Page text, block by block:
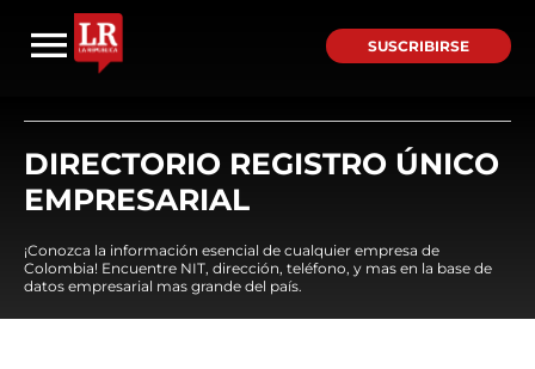
SUSCRIBIRSE
DIRECTORIO REGISTRO ÚNICO
EMPRESARIAL
¡Conozca la información esencial de cualquier empresa de
Colombia! Encuentre NIT, dirección, teléfono, y mas en la base de
datos empresarial mas grande del país.